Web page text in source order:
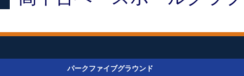
パークファイブグラウンド